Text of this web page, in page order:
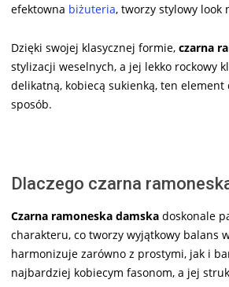
efektowna biżuteria, tworzy stylowy look
Dzięki swojej klasycznej formie, czarna
stylizacji weselnych, a jej lekko rockowy
delikatną, kobiecą sukienką, ten
sposób.
Dlaczego czarna
Czarna ramoneska damska doskonale
charakteru, co tworzy wyjątkowy balans
harmonizuje zarówno z prostymi, jak i
najbardziej kobiecym fasonom, a jej